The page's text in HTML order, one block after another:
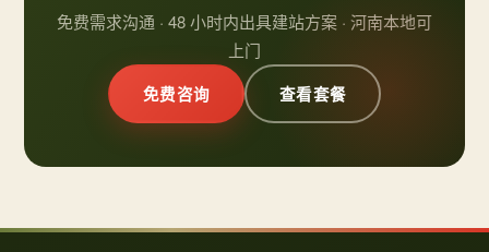
免费需求沟通 · 48 小时内出具建站方案 · 河南本地可
上门
免费咨询 查看套餐